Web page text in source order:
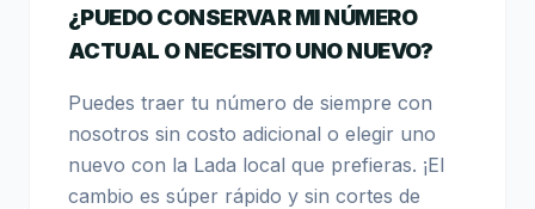
¿PUEDO CONSERVAR MI NÚMERO
ACTUAL O NECESITO UNO NUEVO?
Puedes traer tu número de siempre con
nosotros sin costo adicional o elegir uno
nuevo con la Lada local que prefieras. ¡El
cambio es súper rápido y sin cortes de